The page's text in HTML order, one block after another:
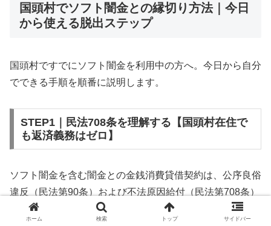
国頭村でソフト闇金との縁切り方法｜今日
から使える脱出ステップ
国頭村ですでにソフト闇金を利用中の方へ。今日から自分
でできる手順を順番に説明します。
STEP1｜民法708条を理解する【国頭村在住で
も返済義務はゼロ】
ソフト闇金を含む闇金との金銭消費貸借契約は、公序良俗
違反（民法第90条）および不法原因給付（民法第708条）
に該当するため、法的には無効です。国頭村在住であって
ホーム 検索 トップ サイドバー